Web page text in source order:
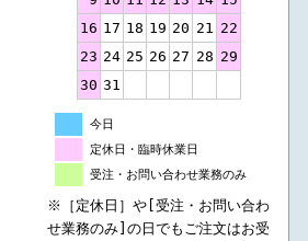
16 17 18 19 20 21 22
23 24 25 26 27 28 29
30 31
今日
定休日・臨時休業日
受注・お問い合わせ業務のみ
※［定休日］や[受注・お問い合わ
せ業務のみ]の日でもご注文はお受